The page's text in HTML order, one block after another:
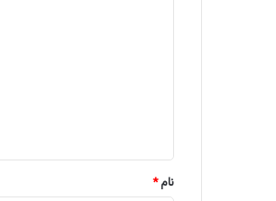
نام*